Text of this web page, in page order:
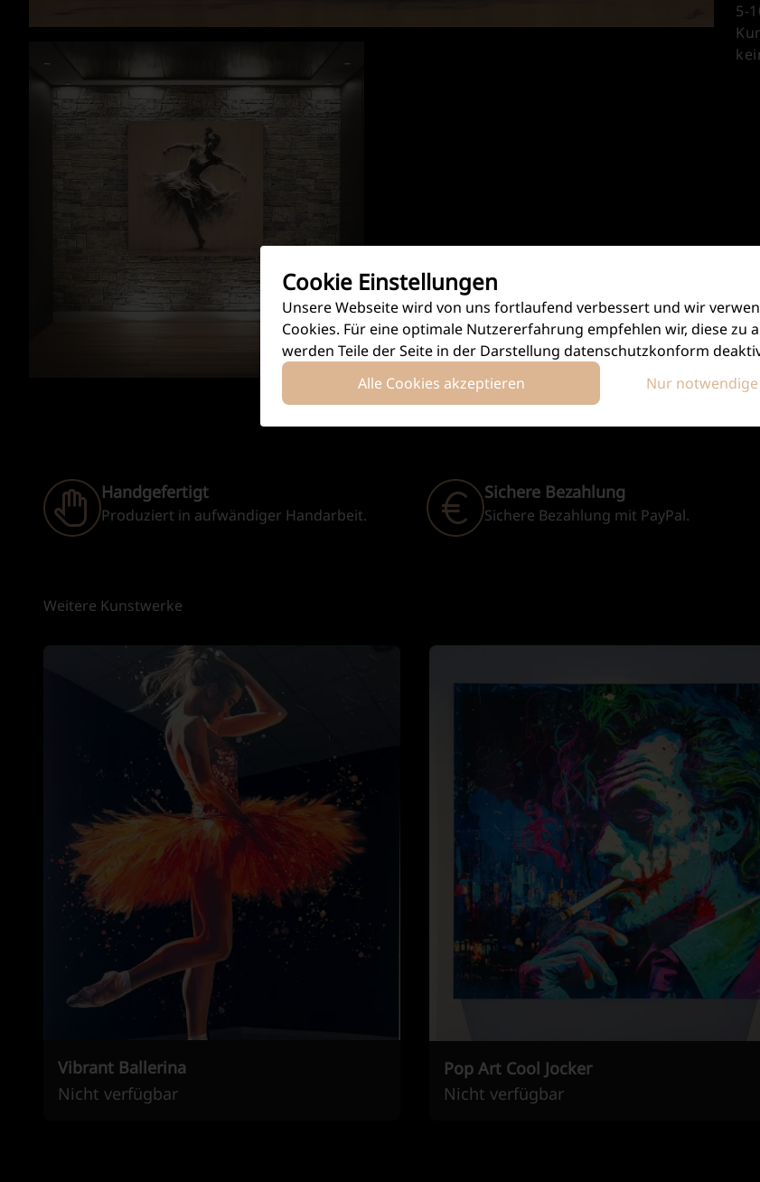
5-
Handgefertigt
Produziert in aufwändiger Handarbeit.
Sichere Bezahlung
Sichere Bezahlung mit PayPal.
Weitere Kunstwerke
Vibrant Ballerina
Nicht verfügbar
Pop Art Cool Jocker
Nicht verfügbar
Cookie Einstellungen
Unsere Webseite wird von uns fortlaufend verbessert und wir
Cookies. Für eine optimale Nutzererfahrung empfehlen wir, diese zu
werden Teile der Seite in der Darstellung datenschutzkonform
Alle Cookies akzeptieren
Nur